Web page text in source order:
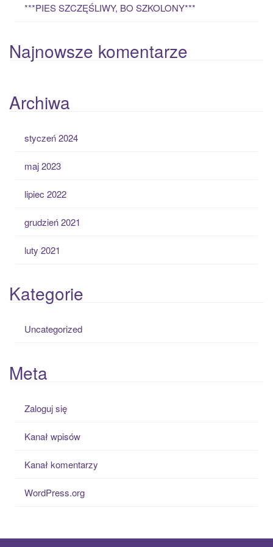
***PIES SZCZĘŚLIWY, BO SZKOLONY***
Najnowsze komentarze
Archiwa
styczeń 2024
maj 2023
lipiec 2022
grudzień 2021
luty 2021
Kategorie
Uncategorized
Meta
Zaloguj się
Kanał wpisów
Kanał komentarzy
WordPress.org